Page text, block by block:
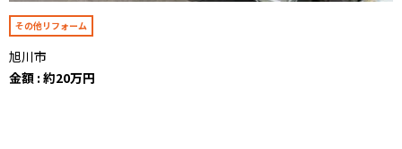
その他リフォーム
旭川市
金額 : 約20万円